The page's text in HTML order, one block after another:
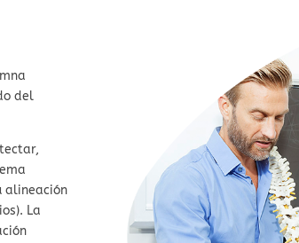
del
alineación
La